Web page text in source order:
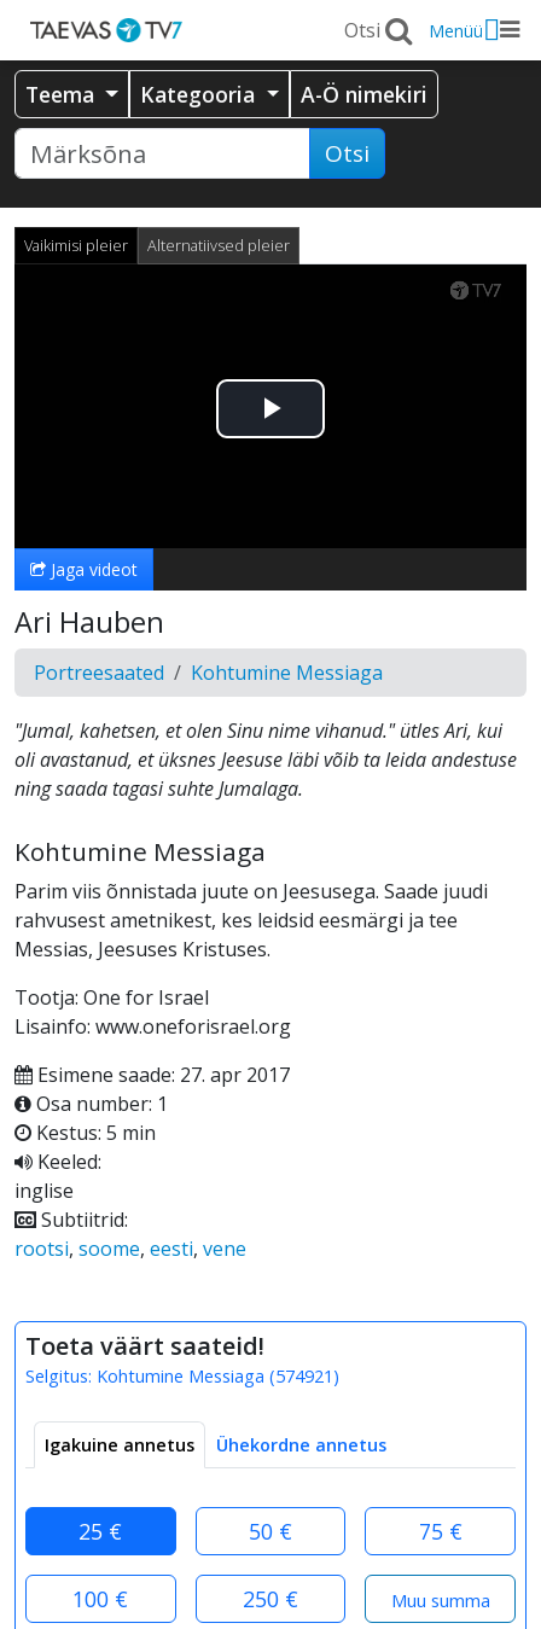
Menüü
Teema Kategooria A-Ö nimekiri
Otsi
Vaikimisi pleier Alternatiivsed pleier
Esita
Jaga videot
Ari Hauben
Portreesaated Kohtumine Messiaga
"Jumal, kahetsen, et olen Sinu nime vihanud." ütles Ari, kui
oli avastanud, et üksnes Jeesuse läbi võib ta leida andestuse
ning saada tagasi suhte Jumalaga.
Kohtumine Messiaga
Parim viis õnnistada juute on Jeesusega. Saade juudi
rahvusest ametnikest, kes leidsid eesmärgi ja tee
Messias, Jeesuses Kristuses.
Tootja: One for Israel
Lisainfo: www.oneforisrael.org
Esimene saade: 27. apr 2017
Osa number: 1
Kestus: 5 min
Keeled:
inglise
Subtiitrid:
rootsi, soome, eesti, vene
Toeta väärt saateid!
Selgitus: Kohtumine Messiaga (574921 )
Igakuine annetus Ühekordne annetus
25 € 50 € 75 €
100 € 250 €